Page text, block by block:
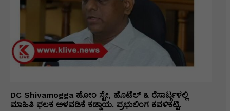
DC Shivamogga ಹೋಂ ಸ್ಟೇ, ಹೊಟೆಲ್ & ರೆಸಾರ್ಟ್ಗಳಲ್ಲಿ
ಮಾಹಿತಿ ಫಲಕ ಅಳವಡಿಕೆ ಕಡ್ಡಾಯ. ಪ್ರಭುಲಿಂಗ ಕವಳಿಕಟ್ಟಿ.